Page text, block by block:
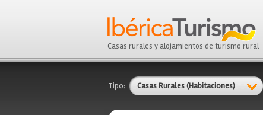
Casas rurales y alojamientos de turismo rural
Tipo: Casas Rurales (Habitaciones)